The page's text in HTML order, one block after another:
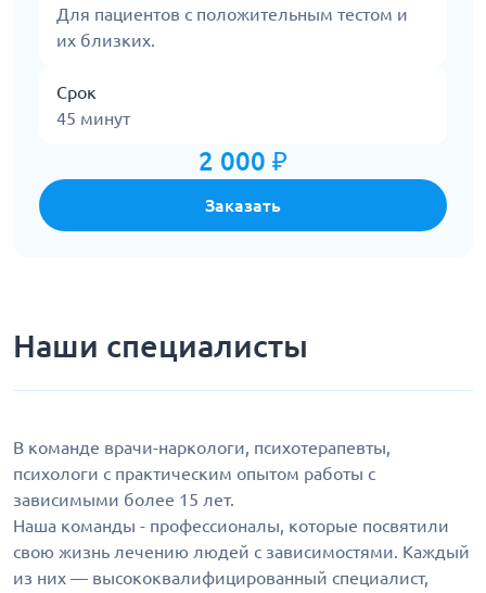
Для пациентов с положительным тестом и
их близких.
Срок
45 минут
2 000 ₽
Заказать
Наши специалисты
В команде врачи-наркологи, психотерапевты,
психологи с практическим опытом работы с
зависимыми более 15 лет.
Наша команды - профессионалы, которые посвятили
свою жизнь лечению людей с зависимостями. Каждый
из них — высококвалифицированный специалист,